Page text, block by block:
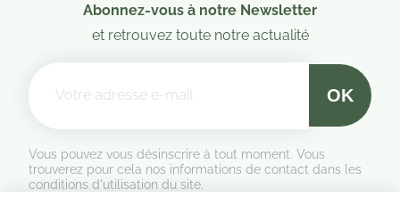
Abonnez-vous à notre Newsletter
et retrouvez toute notre actualité
Vous pouvez vous désinscrire à tout moment. Vous
trouverez pour cela nos informations de contact dans les
conditions d'utilisation du site.